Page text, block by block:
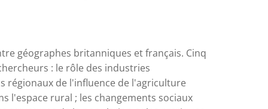
géographes britanniques et français. Cinq
: le rôle des industries
régionaux de l'influence de l'agriculture
l'espace rural ; les changements sociaux